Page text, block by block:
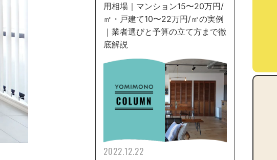
用相場｜マンション15〜20万円/
㎡・戸建て10〜22万円/㎡の実例
｜業者選びと予算の立て方まで徹
底解説
2022.12.22